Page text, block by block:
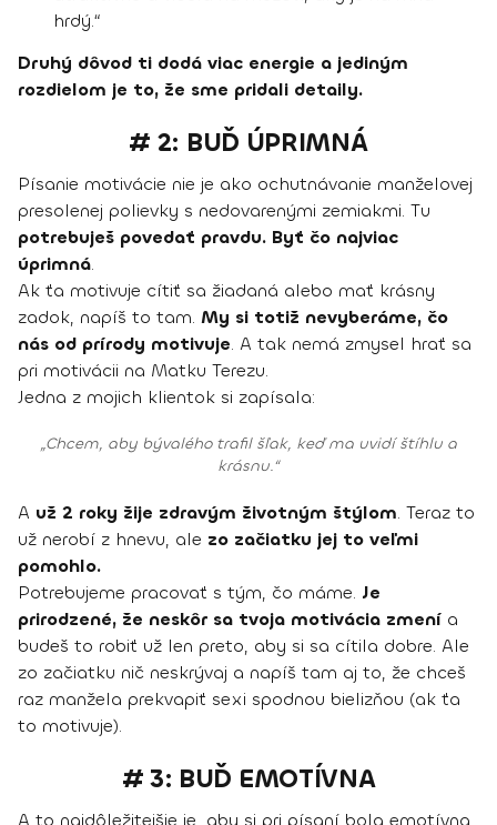
hrdý.“
Druhý dôvod ti dodá viac energie a jediným
rozdielom je to, že sme pridali detaily.
# 2: BUĎ ÚPRIMNÁ
Písanie motivácie nie je ako ochutnávanie manželovej
presolenej polievky s nedovarenými zemiakmi. Tu
potrebuješ povedať pravdu. Byť čo najviac
úprimná.
Ak ťa motivuje cítiť sa žiadaná alebo mať krásny
zadok, napíš to tam. My si totiž nevyberáme, čo
nás od prírody motivuje. A tak nemá zmysel hrať sa
pri motivácii na Matku Terezu.
Jedna z mojich klientok si zapísala:
„Chcem, aby bývalého trafil šľak, keď ma uvidí štíhlu a
krásnu.“
A už 2 roky žije zdravým životným štýlom. Teraz to
už nerobí z hnevu, ale zo začiatku jej to veľmi
pomohlo.
Potrebujeme pracovať s tým, čo máme. Je
prirodzené, že neskôr sa tvoja motivácia zmení a
budeš to robiť už len preto, aby si sa cítila dobre. Ale
zo začiatku nič neskrývaj a napíš tam aj to, že chceš
raz manžela prekvapiť sexi spodnou bielizňou (ak ťa
to motivuje).
# 3: BUĎ EMOTÍVNA
A to najdôležitejšie je, aby si pri písaní bola emotívna.